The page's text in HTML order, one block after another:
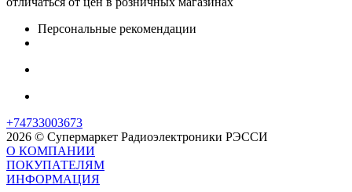
Персональные рекомендации
+74733003673
2026 © Супермаркет Радиоэлектроники РЭССИ
О КОМПАНИИ
ПОКУПАТЕЛЯМ
ИНФОРМАЦИЯ